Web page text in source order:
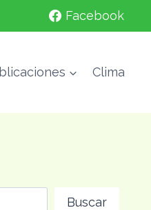
Facebook
Clima
Buscar